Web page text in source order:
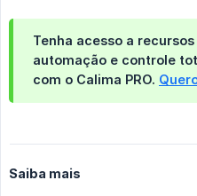
Tenha acesso a
automação e controle
com o Calima PRO.
Saiba mais